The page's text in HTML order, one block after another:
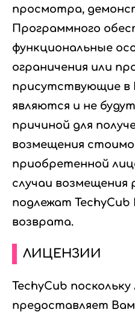
просмотра,
Программного
функциональные
ограничения или
присутствующие в
являются и не
причиной для
возмещения
приобретенной
случаи возмещения
подлежат
возврата.
ЛИЦЕНЗИИ
TechyCub
предоставляет